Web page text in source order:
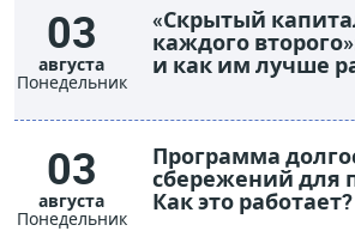
03
августа
Понедельник
«Скрытый
каждого
и как им лучше
03
августа
Понедельник
Программа
сбережений для
Как это работает?